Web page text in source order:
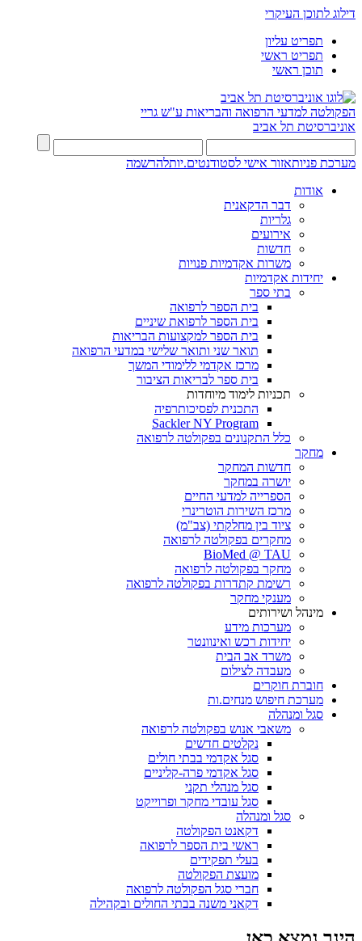
דילוג לתוכן העיקרי
תפריט עליון
תפריט ראשי
תוכן ראשי
הפקולטה למדעי הרפואה והבריאות ע"ש גריי
אוניברסיטת תל אביב
מערכת פניותאזור אישי לסטודנטים.יותלהרשמה
אודות
דבר הדקאנית
גלריות
אירועים
חדשות
משרות אקדמיות פנויות
יחידות אקדמיות
בתי ספר
בית הספר לרפואה
בית הספר לרפואת שיניים
בית הספר למקצועות הבריאות
תואר שני ותואר שלישי במדעי הרפואה
מרכז אקדמי ללימודי המשך
בית ספר לבריאות הציבור
תכניות לימוד מיוחדות
התכנית לפסיכותרפיה
Sackler NY Program
כלל התקנונים בפקולטה לרפואה
מחקר
חדשות המחקר
יושרה במחקר
הספרייה למדעי החיים
מרכז השירות הוטרינרי
ציוד בין מחלקתי (צב"מ)
מחקרים בפקולטה לרפואה
BioMed @ TAU
מחקר בפקולטה לרפואה
רשימת קתדרות בפקולטה לרפואה
מענקי מחקר
מינהל ושירותים
מערכות מידע
יחידות רכש ואינוונטר
משרד אב הבית
מעבדה לצילום
חוברת חוקרים
מערכת חיפוש מנחים.ות
סגל ומנהלה
משאבי אנוש בפקולטה לרפואה
נקלטים חדשים
סגל אקדמי בבתי חולים
סגל אקדמי פרה-קליניים
סגל מנהלי תקני
סגל עובדי מחקר ופרוייקט
סגל ומנהלה
דקאנט הפקולטה
ראשי בית הספר לרפואה
בעלי תפקידים
מועצת הפקולטה
חברי סגל הפקולטה לרפואה
דקאני משנה בבתי החולים ובקהילה